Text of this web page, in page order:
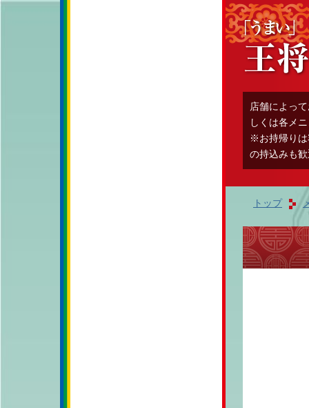
店舗によっ
しくは各メ
※お持帰りは
の持込みも
トップ